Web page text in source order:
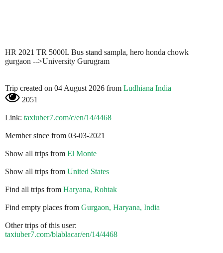
HR 2021 TR 5000L Bus stand sampla, hero honda chowk
gurgaon -->University Gurugram
Trip created on 04 August 2026 from Ludhiana India
2051
Link: taxiuber7.com/c/en/14/4468
Member since from 03-03-2021
Show all trips from El Monte
Show all trips from United States
Find all trips from Haryana, Rohtak
Find empty places from Gurgaon, Haryana, India
Other trips of this user:
taxiuber7.com/blablacar/en/14/4468